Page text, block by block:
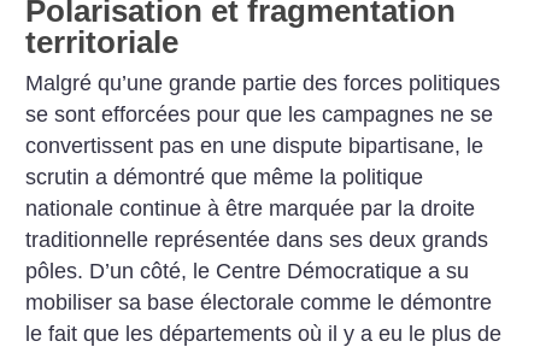
Polarisation et fragmentation
territoriale
Malgré qu’une grande partie des forces politiques
se sont efforcées pour que les campagnes ne se
convertissent pas en une dispute bipartisane, le
scrutin a démontré que même la politique
nationale continue à être marquée par la droite
traditionnelle représentée dans ses deux grands
pôles. D’un côté, le Centre Démocratique a su
mobiliser sa base électorale comme le démontre
le fait que les départements où il y a eu le plus de